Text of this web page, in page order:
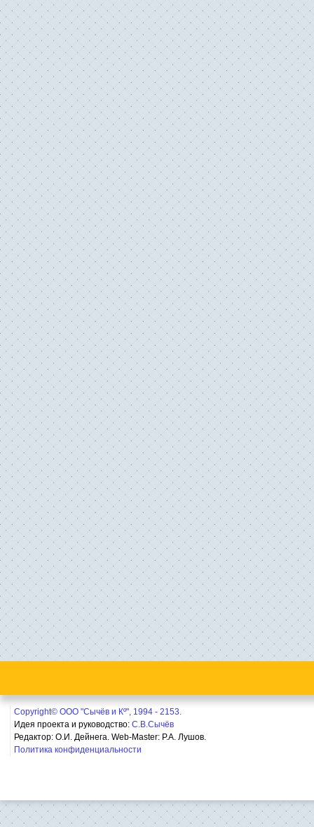
Copyright© ООО "Сычёв и Кº", 1994 - 2153.
Идея проекта и руководство: С.В.Сычёв
Редактор: О.И. Дейнега. Web-Master: Р.А. Лушов.
Политика конфиденциальности